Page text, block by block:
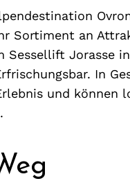
Sortiment an
Jorasse
In
und können